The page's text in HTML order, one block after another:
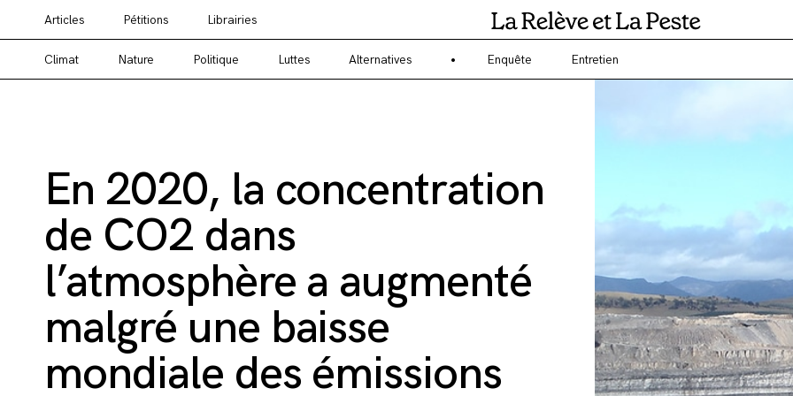
Vous cherchez un média alternatif ? Un média engagé sur l'écologie et l'environnement ? La Relève et la Peste est un
Articles Pétitions Librairies
Climat Nature Politique Luttes Alternatives Enquête Entretien
En 2020, la concentration
de CO2 dans
l’atmosphère a augmenté
malgré une baisse
mondiale des émissions